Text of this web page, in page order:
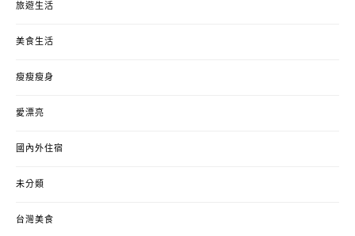
旅遊生活
美食生活
瘦瘦瘦身
愛漂亮
國內外住宿
未分類
台灣美食